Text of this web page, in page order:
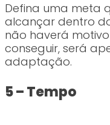
Defina uma meta
alcançar dentro
não haverá
conseguir, será
adaptação.
5 – Tempo